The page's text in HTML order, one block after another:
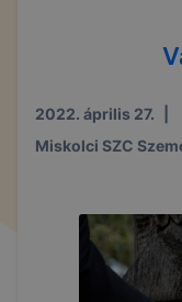
2022. április 27.
Miskolci SZC